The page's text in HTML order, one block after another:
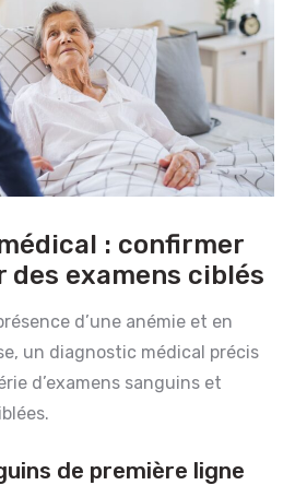
: confirmer
des examens ciblés
d’une anémie et en
un diagnostic médical précis
d’examens sanguins et
de première ligne